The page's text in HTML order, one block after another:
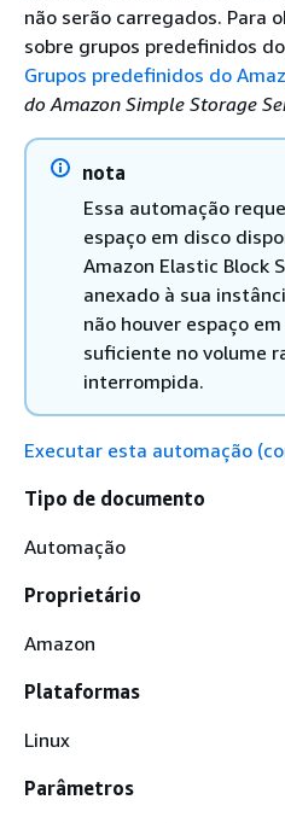
não serão carregados. Para
sobre grupos predefinidos
Grupos predefinidos do
do Amazon Simple Storage
nota
Essa automação
espaço em disco
Amazon Elastic Block
anexado à sua
não houver espaço
suficiente no volume
interrompida.
Executar esta automação
Tipo de documento
Automação
Proprietário
Amazon
Plataformas
Linux
Parâmetros